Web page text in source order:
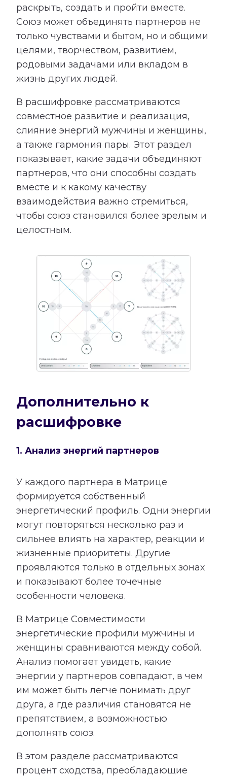
раскрыть, создать и пройти вместе.
Союз может объединять партнеров не
только чувствами и бытом, но и общими
целями, творчеством, развитием,
родовыми задачами или вкладом в
жизнь других людей.
В расшифровке рассматриваются
совместное развитие и реализация,
слияние энергий мужчины и женщины,
а также гармония пары. Этот раздел
показывает, какие задачи объединяют
партнеров, что они способны создать
вместе и к какому качеству
взаимодействия важно стремиться,
чтобы союз становился более зрелым и
целостным.
Дополнительно к
расшифровке
1. Анализ энергий партнеров
У каждого партнера в Матрице
формируется собственный
энергетический профиль. Одни энергии
могут повторяться несколько раз и
сильнее влиять на характер, реакции и
жизненные приоритеты. Другие
проявляются только в отдельных зонах
и показывают более точечные
особенности человека.
В Матрице Совместимости
энергетические профили мужчины и
женщины сравниваются между собой.
Анализ помогает увидеть, какие
энергии у партнеров совпадают, в чем
им может быть легче понимать друг
друга, а где различия становятся не
препятствием, а возможностью
дополнять союз.
В этом разделе рассматриваются
процент сходства, преобладающие